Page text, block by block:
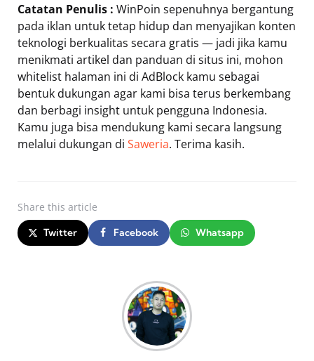
Catatan Penulis : WinPoin sepenuhnya bergantung
pada iklan untuk tetap hidup dan menyajikan konten
teknologi berkualitas secara gratis — jadi jika kamu
menikmati artikel dan panduan di situs ini, mohon
whitelist halaman ini di AdBlock kamu sebagai
bentuk dukungan agar kami bisa terus berkembang
dan berbagi insight untuk pengguna Indonesia.
Kamu juga bisa mendukung kami secara langsung
melalui dukungan di Saweria. Terima kasih.
Share this article
Twitter Facebook Whatsapp